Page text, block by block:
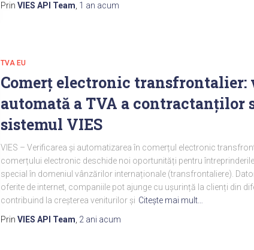
Prin VIES API Team 1 an acum
TVA EU
Comerț electronic transfrontalier:
automată a TVA a contractanților
sistemul VIES
VIES – Verificarea și automatizarea în comerțul electronic
comerțului electronic deschide noi oportunități pentru
special în domeniul vânzărilor internaționale (transfrontaliere).
oferite de internet, companiile pot ajunge cu ușurință la clienți din
contribuind la creșterea veniturilor și Citeşte mai mult…
Prin VIES API Team 2 ani acum